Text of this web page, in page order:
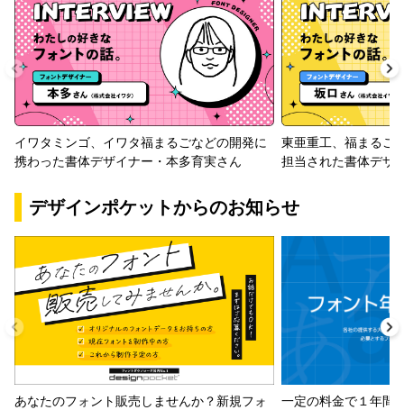
イワタミンゴ、イワタ福まるごなどの開発に
携わった書体デザイナー・本多育実さん
東亜重工、福まるご
担当された書体デザ
デザインポケットからのお知らせ
あなたのフォント販売しませんか？新規フォ
一定の料金で１年間